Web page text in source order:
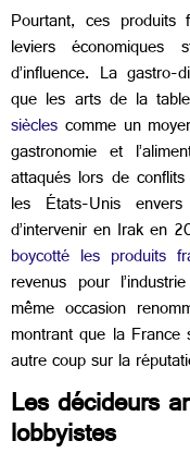
Pourtant, ces
leviers
d’influence. La
que les arts de la
siècles comme un
gastronomie et
attaqués lors de
les États-Unis
d’intervenir en Irak en
boycotté les produits
revenus pour
même occasion
montrant que la
autre coup sur la
Les décideurs
lobbyistes